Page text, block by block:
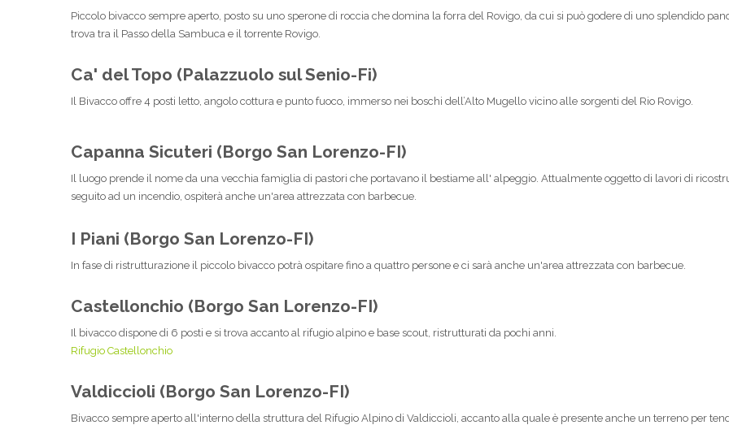
Piccolo bivacco sempre aperto, posto su uno sperone di roccia che domina la forra del Rovigo, da cui si può godere di uno splendido
trova tra il Passo della Sambuca e il torrente Rovigo.
Ca' del Topo (Palazzuolo sul Senio-Fi)
Il Bivacco offre 4 posti letto, angolo cottura e punto fuoco, immerso nei boschi dell’Alto Mugello vicino alle sorgenti del Rio Rovigo.
Capanna Sicuteri (Borgo San Lorenzo-FI)
Il luogo prende il nome da una vecchia famiglia di pastori che portavano il bestiame all' alpeggio. Attualmente oggetto di lavori di
seguito ad un incendio, ospiterà anche un'area attrezzata con barbecue.
I Piani (Borgo San Lorenzo-FI)
In fase di ristrutturazione il piccolo bivacco potrà ospitare fino a quattro persone e ci sarà anche un'area attrezzata con barbecue.
Castellonchio (Borgo San Lorenzo-FI)
Il bivacco dispone di 6 posti e si trova accanto al rifugio alpino e base scout, ristrutturati da pochi anni.
Rifugio Castellonchio
Valdiccioli (Borgo San Lorenzo-FI)
Bivacco sempre aperto all'interno della struttura del Rifugio Alpino di Valdiccioli, accanto alla quale è presente anche un terreno per